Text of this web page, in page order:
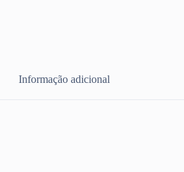
Informação adicional